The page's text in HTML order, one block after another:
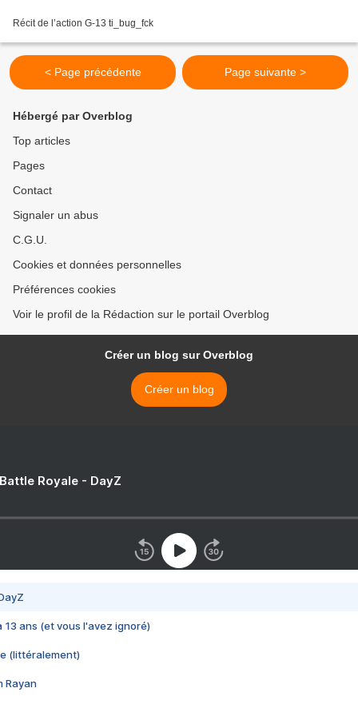
Récit de l’action G-13 ti_bug_fck
< Page précédente Page suivante >
Hébergé par Overblog
Top articles
Pages
Contact
Signaler un abus
C.G.U.
Cookies et données personnelles
Préférences cookies
Voir le profil de la Rédaction sur le portail Overblog
Créer un blog sur Overblog
Créer un blog
Royale - DayZ
13 ans (et vous l'avez ignoré)
(littéralement)
Rayan